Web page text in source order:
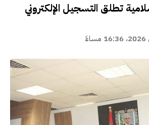
تطلق التسجيل الإلكتروني